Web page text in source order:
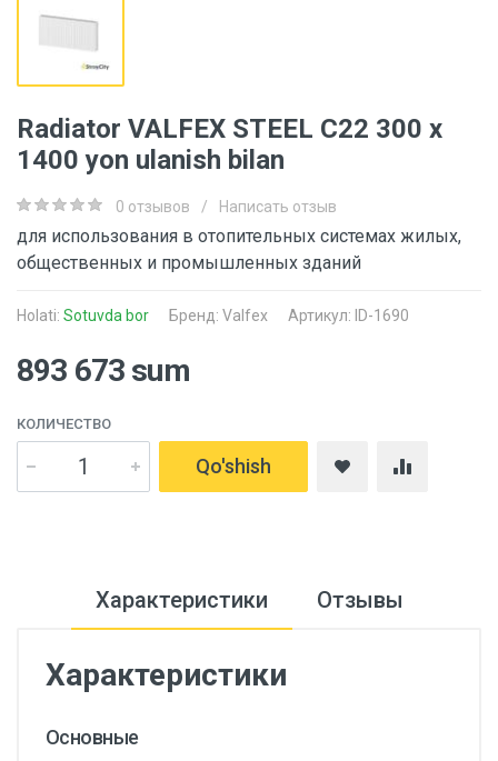
Radiator VALFEX STEEL C22 300 х
1400 yon ulanish bilan
0 отзывов / Написать отзыв
для использования в отопительных системах жилых,
общественных и промышленных зданий
Holati: Sotuvda bor Бренд: Valfex Артикул: ID-1690
893 673 sum
КОЛИЧЕСТВО
Qo'shish
Характеристики Отзывы
Характеристики
Основные